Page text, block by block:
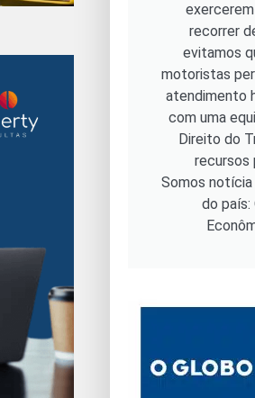
recorrer
evitamos
motoristas
atendimento
com uma
Direito do
recursos
Somos notícia
do país: